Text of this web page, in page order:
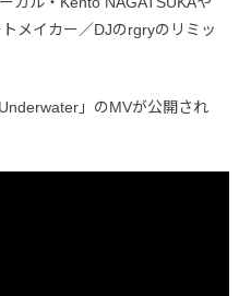
メイカー／DJのrgryのリミッ
」のMVが公開され